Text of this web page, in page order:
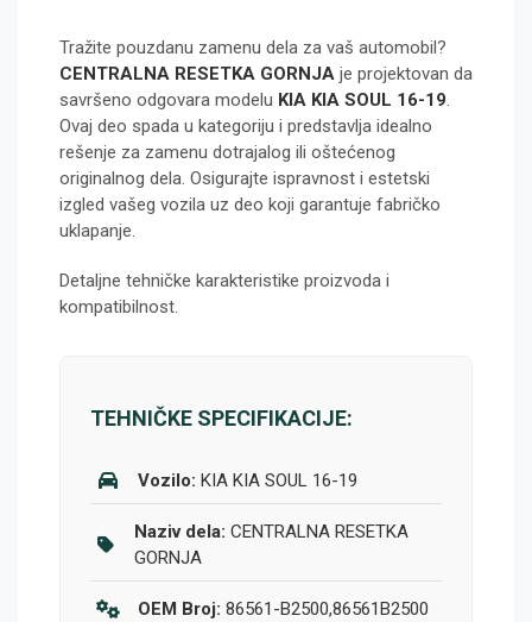
Tražite pouzdanu zamenu dela za vaš automobil?
CENTRALNA RESETKA GORNJA je projektovan da
savršeno odgovara modelu KIA KIA SOUL 16-19.
Ovaj deo spada u kategoriju i predstavlja idealno
rešenje za zamenu dotrajalog ili oštećenog
originalnog dela. Osigurajte ispravnost i estetski
izgled vašeg vozila uz deo koji garantuje fabričko
uklapanje.
Detaljne tehničke karakteristike proizvoda i
kompatibilnost.
TEHNIČKE SPECIFIKACIJE:
Vozilo: KIA KIA SOUL 16-19
Naziv dela: CENTRALNA RESETKA
GORNJA
OEM Broj: 86561-B2500,86561B2500